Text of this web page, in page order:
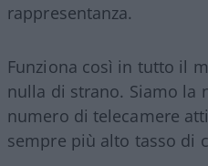
rappresentanza.
Funziona così in tutto il
nulla di strano. Siamo la
numero di telecamere
sempre più alto tasso di